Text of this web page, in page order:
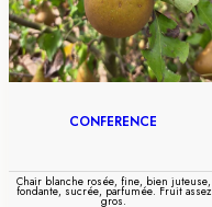
CONFÉRENCE
Chair blanche rosée, fine, bien juteuse,
fondante, sucrée, parfumée. Fruit assez
gros.